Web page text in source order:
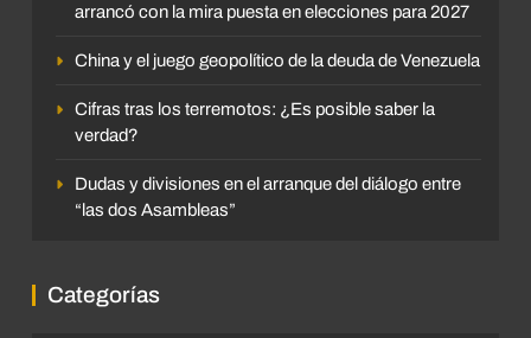
arrancó con la mira puesta en elecciones para 2027
China y el juego geopolítico de la deuda de Venezuela
Cifras tras los terremotos: ¿Es posible saber la
verdad?
Dudas y divisiones en el arranque del diálogo entre
“las dos Asambleas”
Categorías